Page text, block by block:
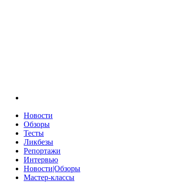
Новости
Обзоры
Тесты
Ликбезы
Репортажи
Интервью
Новости|Обзоры
Мастер-классы